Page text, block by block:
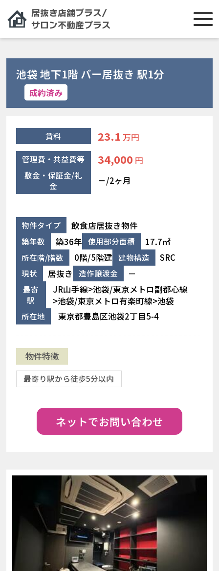
池袋 地下1階 バー居抜き 駅1分
成約済み
賃料 23.1 万円
管理費・共益費等 34,000 円
敷金・保証金/礼
金
－/2ヶ月
物件タイプ 飲食店居抜き物件
築年数 築36年 使用部分面積 17.7㎡
所在階/階数 0階/5階建 建物構造 SRC
現状 居抜き 造作譲渡金 －
最寄
駅
JR山手線>池袋/東京メトロ副都心線
>池袋/東京メトロ有楽町線>池袋
所在地 東京都豊島区池袋2丁目5-4
物件特徴
最寄り駅から徒歩5分以内
ネットでお問い合わせ